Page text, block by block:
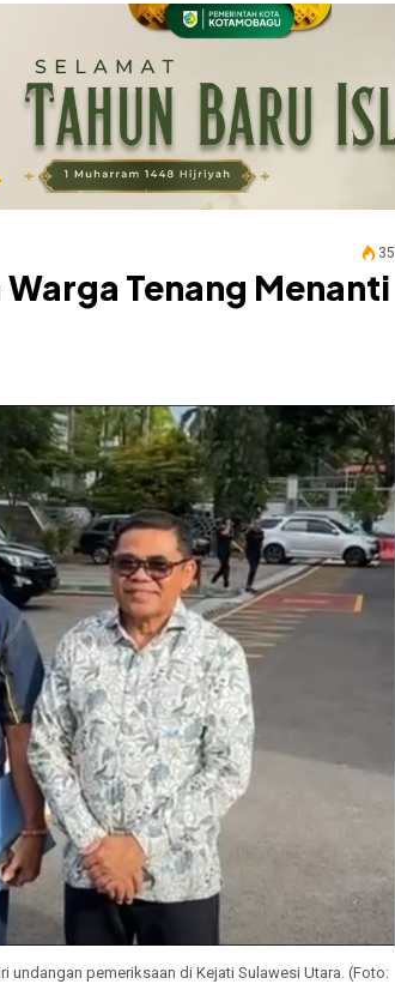
35
Tenang Menanti
undangan pemeriksaan di Kejati Sulawesi Utara. (Foto: